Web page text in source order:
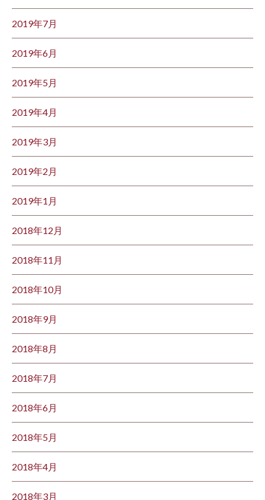
2019年7月
2019年6月
2019年5月
2019年4月
2019年3月
2019年2月
2019年1月
2018年12月
2018年11月
2018年10月
2018年9月
2018年8月
2018年7月
2018年6月
2018年5月
2018年4月
2018年3月